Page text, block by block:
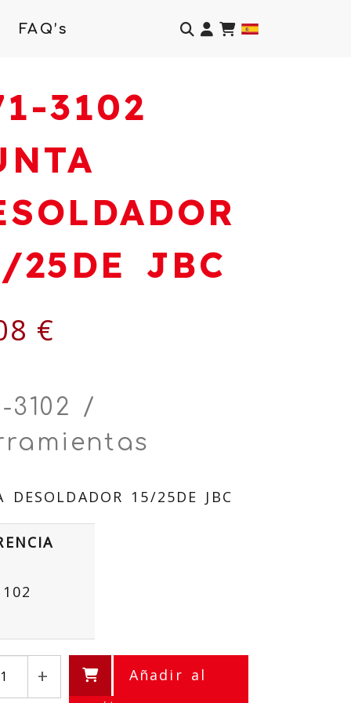
FAQ’s Identifícate
3102
25DE JBC
€
3102 /
DESOLDADOR 15/25DE JBC
+
Añadir al